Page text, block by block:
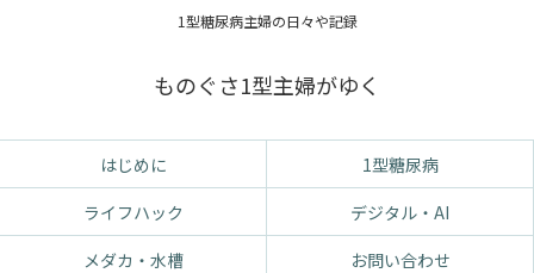
1型糖尿病主婦の日々や記録
ものぐさ1型主婦がゆく
はじめに
1型糖尿病
ライフハック
デジタル・AI
メダカ・水槽
お問い合わせ